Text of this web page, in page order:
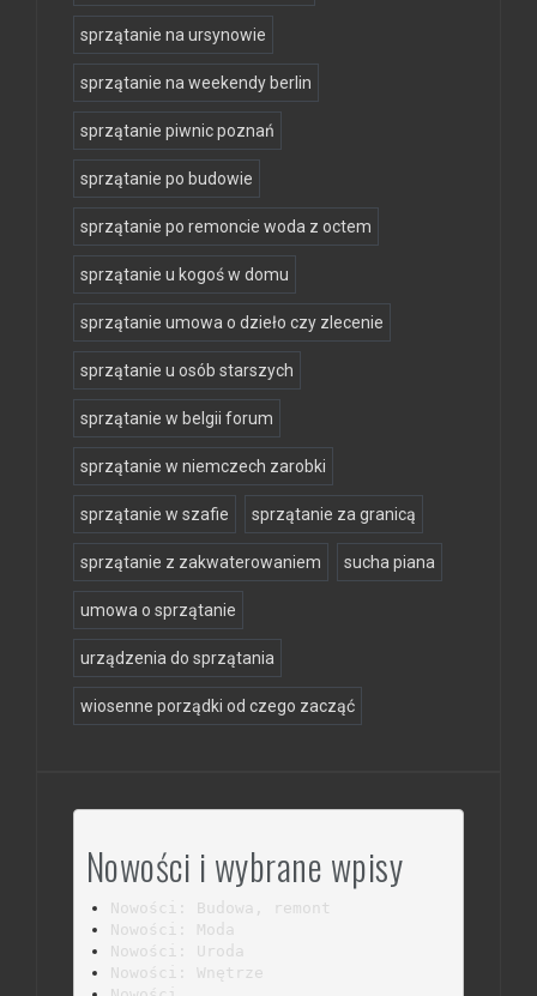
sprzątanie na ursynowie
sprzątanie na weekendy berlin
sprzątanie piwnic poznań
sprzątanie po budowie
sprzątanie po remoncie woda z octem
sprzątanie u kogoś w domu
sprzątanie umowa o dzieło czy zlecenie
sprzątanie u osób starszych
sprzątanie w belgii forum
sprzątanie w niemczech zarobki
sprzątanie w szafie sprzątanie za granicą
sprzątanie z zakwaterowaniem sucha piana
umowa o sprzątanie
urządzenia do sprzątania
wiosenne porządki od czego zacząć
Nowości i wybrane wpisy
Nowości: Budowa, remont
Nowości: Moda
Nowości: Uroda
Nowości: Wnętrze